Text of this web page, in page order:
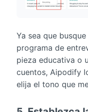
Ya sea que
programa de
pieza educativa o
cuentos, Aipodify
elija el tono que